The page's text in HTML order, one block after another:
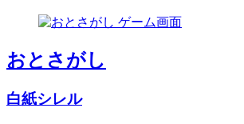
おとさがし
白紙シレル